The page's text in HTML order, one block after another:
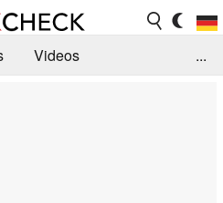
Videos
...